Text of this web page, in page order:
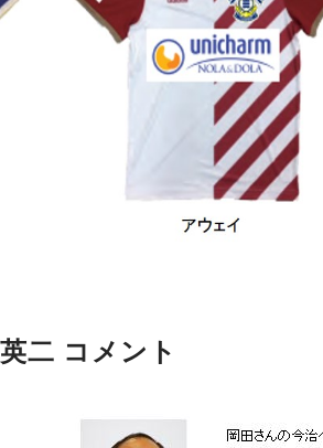
二 コメント